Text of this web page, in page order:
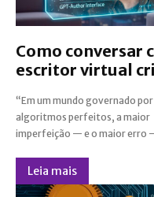
Como conversar
escritor virtual
“Em um mundo governado por
algoritmos perfeitos, a maior
imperfeição — e o maior erro
ainda é a nossa insistência em
Leia mais